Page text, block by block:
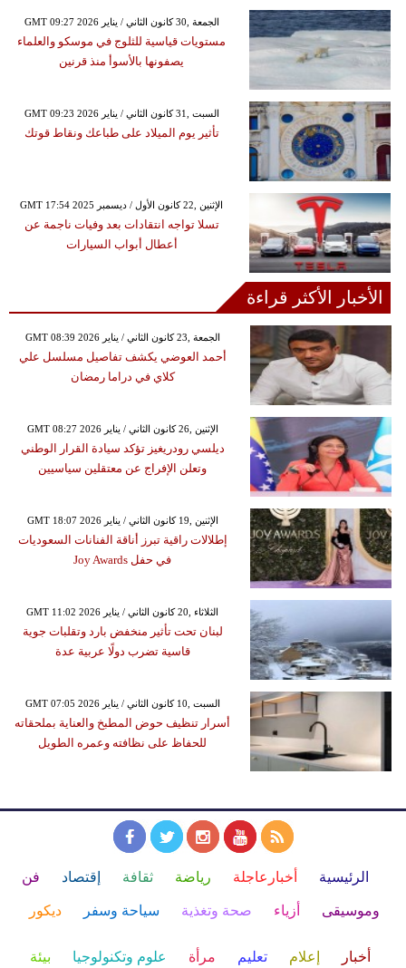
GMT 09:27 2026 الجمعة ,30 كانون الثاني / يناير
مستويات قياسية للثلوج في موسكو والعلماء
يصفونها بالأسوأ منذ قرنين
GMT 09:23 2026 السبت ,31 كانون الثاني / يناير
تأثير يوم الميلاد على طباعك ونقاط قوتك
GMT 17:54 2025 الإثنين ,22 كانون الأول / ديسمبر
تسلا تواجه انتقادات بعد وفيات ناجمة عن
أعطال أبواب السيارات
الأخبار الأكثر قراءة
GMT 08:39 2026 الجمعة ,23 كانون الثاني / يناير
أحمد العوضي يكشف تفاصيل مسلسل علي
كلاي في دراما رمضان
GMT 08:27 2026 الإثنين ,26 كانون الثاني / يناير
ديلسي رودريغيز تؤكد سيادة القرار الوطني
وتعلن الإفراج عن معتقلين سياسيين
GMT 18:07 2026 الإثنين ,19 كانون الثاني / يناير
إطلالات راقية تبرز أناقة الفنانات السعوديات
في حفل Joy Awards
GMT 11:02 2026 الثلاثاء ,20 كانون الثاني / يناير
لبنان تحت تأثير منخفض بارد وتقلبات جوية
قاسية تضرب دولًا عربية عدة
GMT 07:05 2026 السبت ,10 كانون الثاني / يناير
أسرار تنظيف حوض المطبخ والعناية بملحقاته
للحفاظ على نظافته وعمره الطويل
الرئيسية أخبارعاجلة رياضة ثقافة إقتصاد فن
وموسيقى أزياء صحة وتغذية سياحة وسفر ديكور
أخبار إعلام تعليم مرأة علوم وتكنولوجيا بيئة